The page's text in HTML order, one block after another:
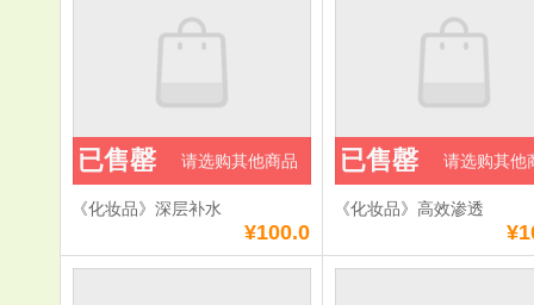
《化妆品》深层补水
¥100.0
已售罄 请选购其他商品
《化妆品》高效渗透
已售罄 请选购其他